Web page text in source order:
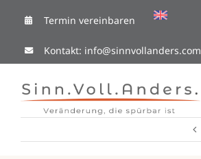
content
Kontakt: info@sinnvollanders.com
Termin vereinbaren